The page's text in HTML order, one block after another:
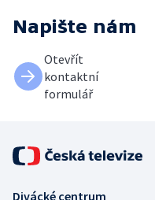
Napište nám
Otevřít
kontaktní
formulář
Divácké centrum